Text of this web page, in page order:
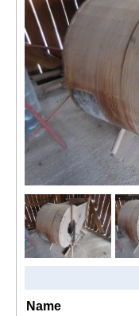
Kontakt
AGB,
Impressum
Name